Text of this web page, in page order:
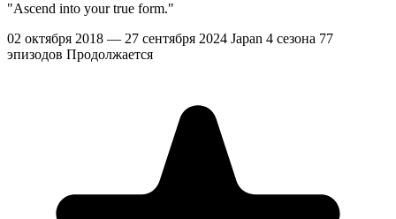
"Ascend into your true form."
02 октября 2018 — 27 сентября 2024 Japan 4 сезона 77
эпизодов Продолжается